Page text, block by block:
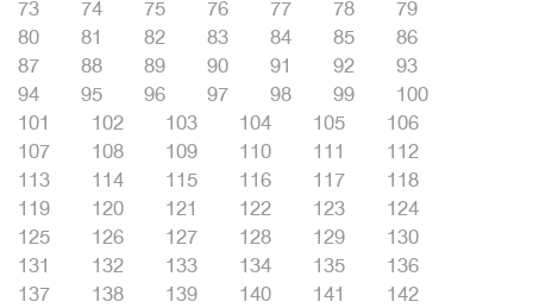
73
74 75 76 77 78
79
80
81 82 83 84 85
86
87
88 89 90 91 92
93
94
95 96 97 98 99
100
101
102 103 104 105
106
107
108 109 110 111
112
113
114 115 116 117
118
119
120 121 122 123
124
125
126 127 128 129
130
131
132 133 134 135
136
137
138 139 140 141
142